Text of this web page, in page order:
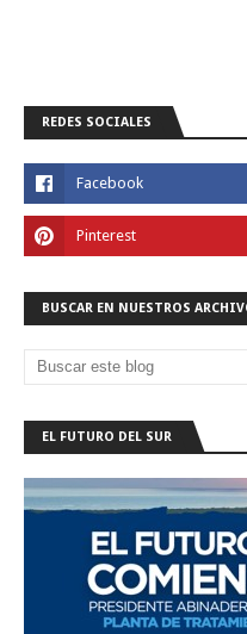
REDES SOCIALES
BUSCAR EN NUESTROS
EL FUTURO DEL SUR